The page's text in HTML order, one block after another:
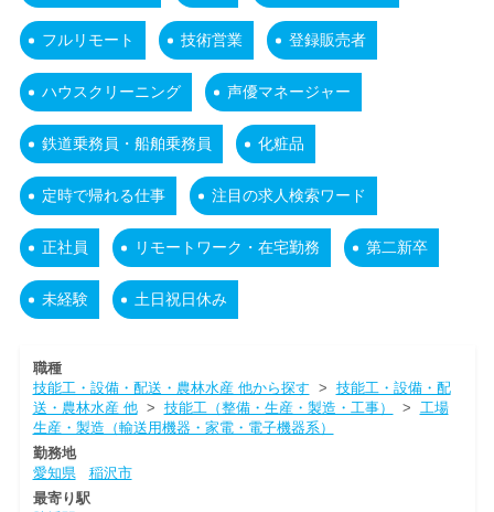
フルリモート 技術営業 登録販売者
ハウスクリーニング 声優マネージャー
鉄道乗務員・船舶乗務員 化粧品
定時で帰れる仕事 注目の求人検索ワード
正社員 リモートワーク・在宅勤務 第二新卒
未経験 土日祝日休み
職種
技能工・設備・配送・農林水産 他から探す > 技能工・設備・配
送・農林水産 他> 技能工（整備・生産・製造・工事） > 工場
生産・製造（輸送用機器・家電・電子機器系）
勤務地
愛知県
稲沢市
最寄り駅